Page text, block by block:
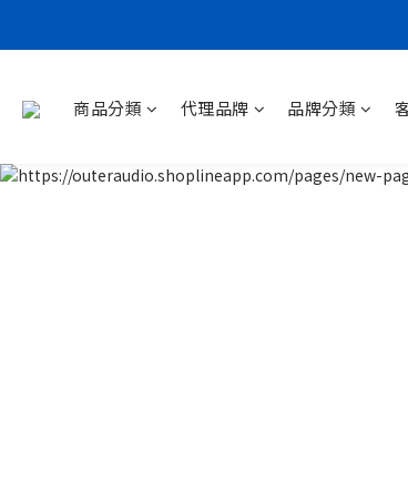
商品分類 代理品牌 品牌分類